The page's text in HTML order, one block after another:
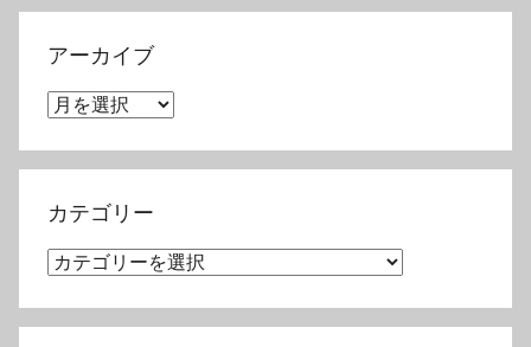
アーカイブ
ア
カ
イ
カテゴリー
カ
ゴ